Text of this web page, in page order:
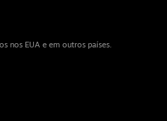
nos EUA e em outros países.